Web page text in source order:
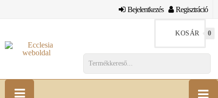
Bejelentkezés Regisztráció
KOSÁR 0